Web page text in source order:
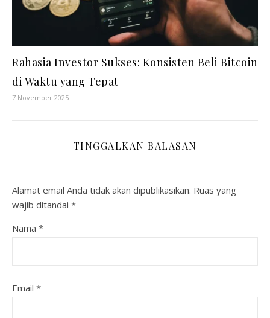
Rahasia Investor Sukses: Konsisten Beli Bitcoin
di Waktu yang Tepat
7 November 2025
TINGGALKAN BALASAN
Alamat email Anda tidak akan dipublikasikan. Ruas yang
wajib ditandai *
Nama *
Email *